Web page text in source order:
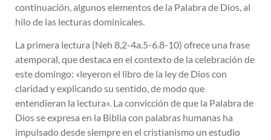
continuación, algunos elementos de la Palabra de Dios, al
hilo de las lecturas dominicales.
La primera lectura (Neh 8,2-4a.5-6.8-10) ofrece una frase
atemporal, que destaca en el contexto de la celebración de
este domingo: «leyeron el libro de la ley de Dios con
claridad y explicando su sentido, de modo que
entendieran la lectura». La convicción de que la Palabra de
Dios se expresa en la Biblia con palabras humanas ha
impulsado desde siempre en el cristianismo un estudio